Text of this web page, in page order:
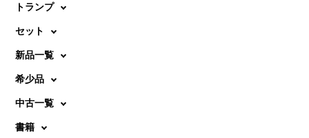
トランプ
セット
新品一覧
希少品
中古一覧
書籍